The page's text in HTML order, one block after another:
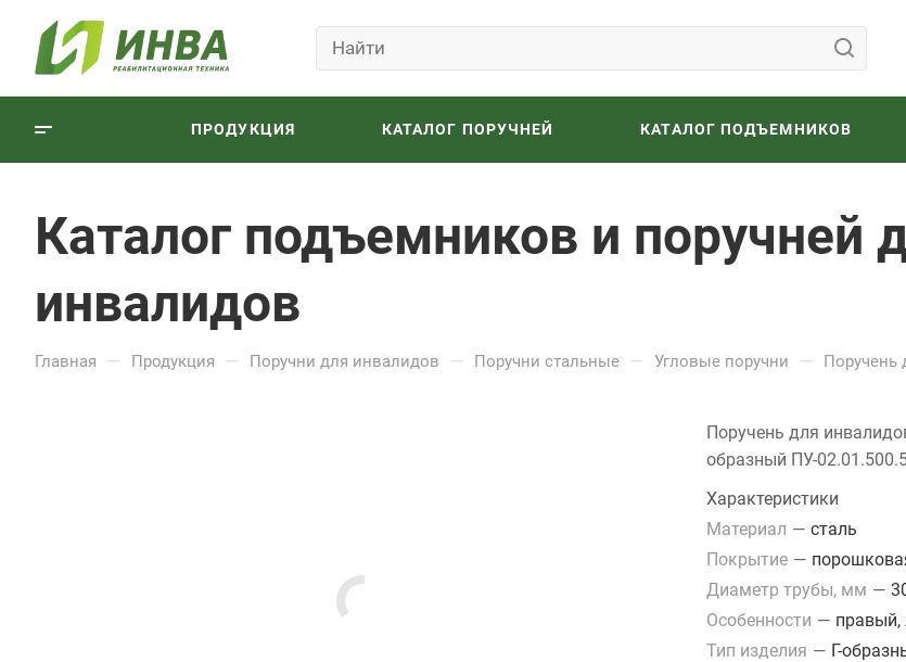
ПРОДУКЦИЯ КАТАЛОГ ПОРУЧНЕЙ КАТАЛОГ ПОДЪЕМНИКОВ
Каталог подъемников и поручней
инвалидов
Главная — Продукция — Поручни для инвалидов — Поручни стальные — Угловые поручни — Поручень
Поручень для
образный ПУ-
Характеристики
Материал — сталь
Покрытие —
Диаметр трубы, мм —
Особенности — правый,
Тип изделия — Г-